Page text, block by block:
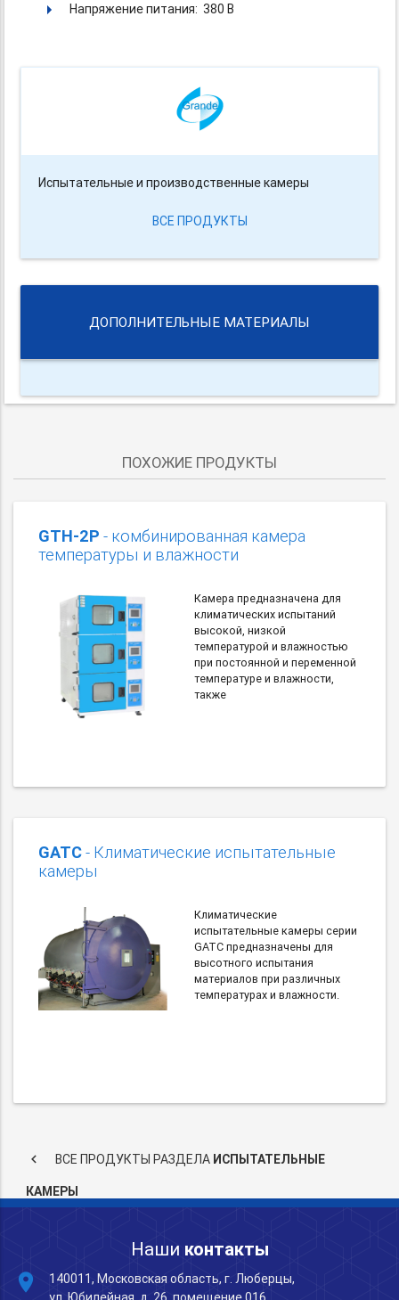
Напряжение питания: 380 В
Испытательные и производственные камеры
ВСЕ ПРОДУКТЫ
ДОПОЛНИТЕЛЬНЫЕ МАТЕРИАЛЫ
ПОХОЖИЕ ПРОДУКТЫ
GTH-2P - комбинированная камера
температуры и влажности
Камера предназначена для
климатических испытаний
высокой, низкой
температурой и влажностью
при постоянной и переменной
температуре и влажности,
также
GATC- Климатические испытательные
камеры
Климатические
испытательные камеры серии
GATC предназначены для
высотного испытания
материалов при различных
температурах и влажности.
keyboard_arrow_left ВСЕ ПРОДУКТЫ РАЗДЕЛА ИСПЫТАТЕЛЬНЫЕ
КАМЕРЫ
Наши контакты
place
140011, Московская область, г. Люберцы,